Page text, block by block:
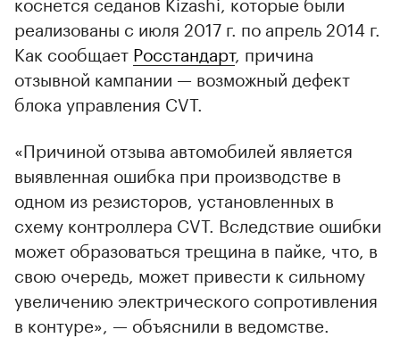
реализованы c июля 2017 г. по апрель 2014 г.
Как сообщает Росстандарт, причина
отзывной кампании — возможный дефект
блока управления CVT.
«Причиной отзыва автомобилей является
выявленная ошибка при производстве в
одном из резисторов, установленных в
схему контроллера CVT. Вследствие ошибки
может образоваться трещина в пайке, что, в
свою очередь, может привести к сильному
увеличению электрического сопротивления
в контуре», — объяснили в ведомстве.